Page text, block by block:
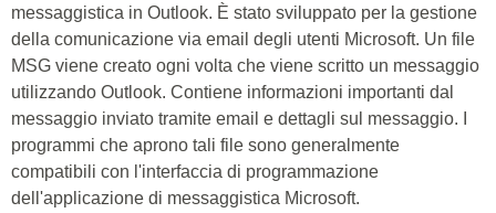
messaggistica in Outlook. È stato sviluppato per la gestione
della comunicazione via email degli utenti Microsoft. Un file
MSG viene creato ogni volta che viene scritto un messaggio
utilizzando Outlook. Contiene informazioni importanti dal
messaggio inviato tramite email e dettagli sul messaggio. I
programmi che aprono tali file sono generalmente
compatibili con l'interfaccia di programmazione
dell'applicazione di messaggistica Microsoft.